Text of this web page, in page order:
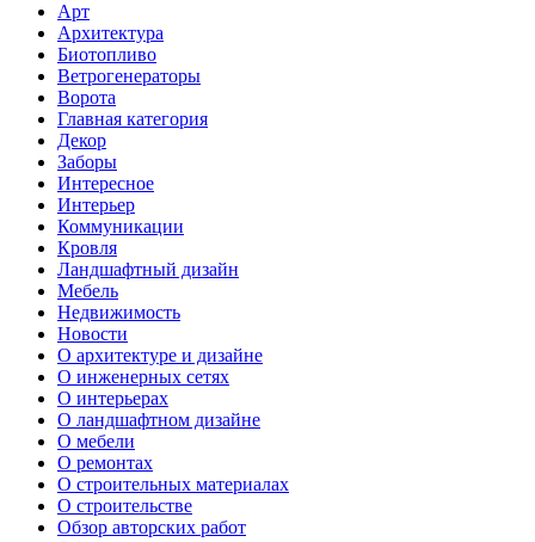
Арт
Архитектура
Биотопливо
Ветрогенераторы
Ворота
Главная категория
Декор
Заборы
Интересное
Интерьер
Коммуникации
Кровля
Ландшафтный дизайн
Мебель
Недвижимость
Новости
О архитектуре и дизайне
О инженерных сетях
О интерьерах
О ландшафтном дизайне
О мебели
О ремонтах
О строительных материалах
О строительстве
Обзор авторских работ